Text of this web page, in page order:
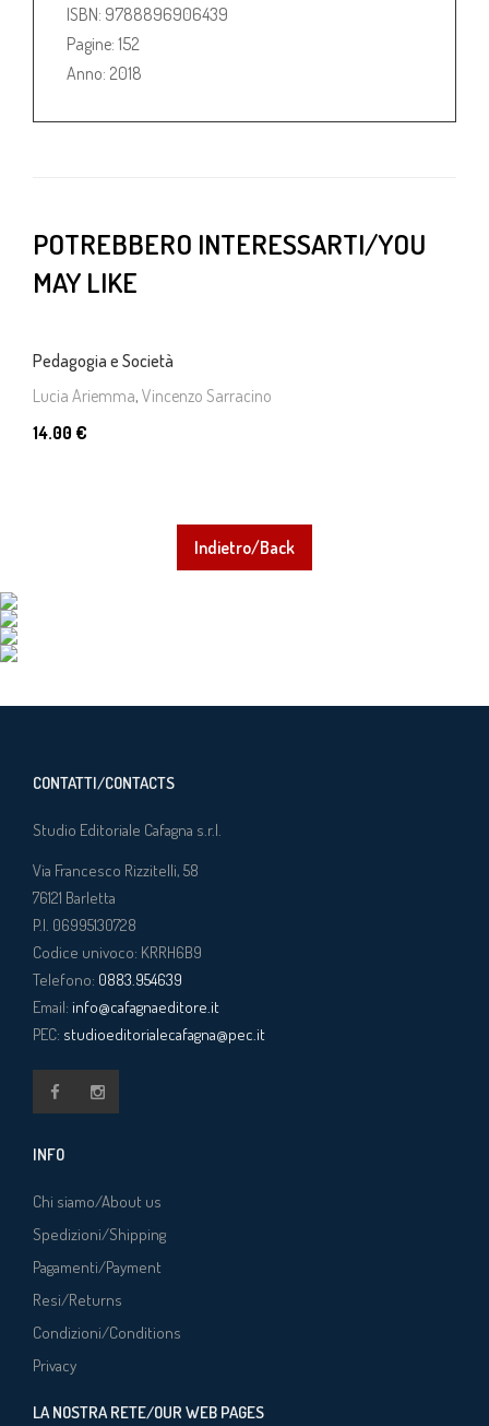
ISBN: 9788896906439
Pagine: 152
Anno: 2018
POTREBBERO INTERESSARTI/YOU
MAY LIKE
Pedagogia e Società
Lucia Ariemma, Vincenzo Sarracino
14.00 €
Indietro/Back
CONTATTI/CONTACTS
Studio Editoriale Cafagna s.r.l.
Via Francesco Rizzitelli, 58
76121 Barletta
P.I. 06995130728
Codice univoco: KRRH6B9
Telefono: 0883.954639
Email: info@cafagnaeditore.it
PEC: studioeditorialecafagna@pec.it
INFO
Chi siamo/About us
Spedizioni/Shipping
Pagamenti/Payment
Resi/Returns
Condizioni/Conditions
Privacy
LA NOSTRA RETE/OUR WEB PAGES